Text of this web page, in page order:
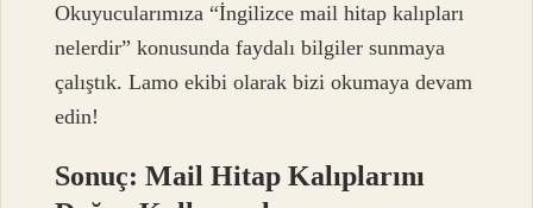
Okuyucularımıza “İngilizce mail hitap kalıpları
nelerdir” konusunda faydalı bilgiler sunmaya
çalıştık. Lamo ekibi olarak bizi okumaya devam
edin!
Sonuç: Mail Hitap Kalıplarını